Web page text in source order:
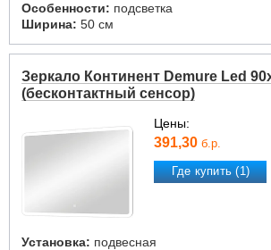
Особенности: подсветка
Ширина: 50 см
Зеркало Континент Demure Led
(бесконтактный сенсор)
Цены:
391,30 б.р.
Где купить (1)
Установка: подвесная